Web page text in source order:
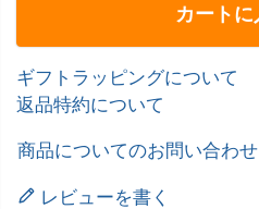
カートに
ギフトラッピングについて
返品特約について
商品についてのお問い合わせ
レビューを書く